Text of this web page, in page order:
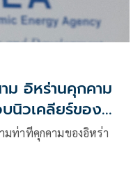
ม อิหร่านคุกคาม
นิวเคลียร์ของ
มท่าทีคุกคามของอิหร่า